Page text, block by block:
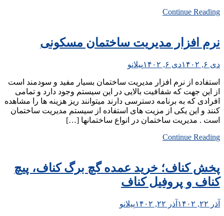
Continue Reading
نرم افزار مدیریت ساختمان مسکونی
دی ۶, ۱۴۰۲ دی ۶, ۱۴۰۲ پیلانو
استفاده از نرم افزار مدیریت ساختمان بسیار مفید و سودمند است
از این جهت که شفافیت بالایی در این سیستم وجود دارد و تمامی
افرادی که به برنامه دسترسی دارند میتوانند ریز هزینه ها را مشاهده
کنند و این یکی از مزیت های استفاده از سیستم مدیریت ساختمان
است . مدیریت ساختمان در انواع ساختمانها […]
Continue Reading
پخش کناف؛ خرید عمده گچ برگ کناف، پیچ
کناف و پروفیل کناف
آذر ۲۲, ۱۴۰۲ آذر ۲۲, ۱۴۰۲ پیلانو